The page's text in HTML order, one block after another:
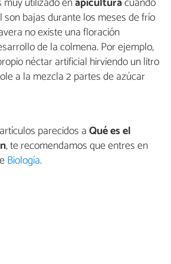
son bajas durante los meses de frío
no existe una floración
de la colmena. Por ejemplo,
néctar artificial hirviendo un litro
a la mezcla 2 partes de azúcar
parecidos aQué es el
, te recomendamos que entres en
Biología.